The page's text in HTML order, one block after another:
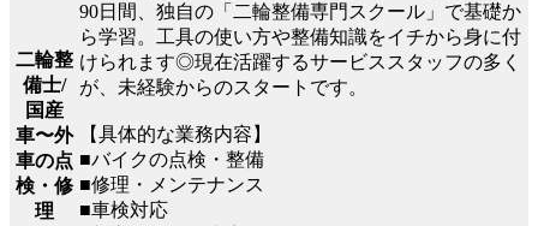
二輪整
備士/
国産
車〜外
車の点
検・修
理
90日間、独自の「二輪整備専門スクール」で基礎か
ら学習。工具の使い方や整備知識をイチから身に付
けられます◎現在活躍するサービススタッフの多く
が、未経験からのスタートです。
【具体的な業務内容】
■バイクの点検・整備
■修理・メンテナンス
■車検対応